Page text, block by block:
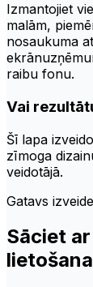
Izmantojiet
malām,
nosaukuma
raibu fonu.
Vai
Šī lapa
zīmoga
veidotājā.
Gatavs
Sāciet